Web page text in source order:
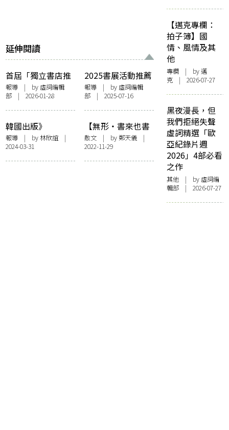
延伸閱讀
首屆「獨立書店推
薦賞」圓滿舉行
《沉埋的粵菜檔
案》成大贏家 吳靄
儀《雨中的香港》
獲「推薦大獎」冠
軍（附完整得獎名
報導 | by 虛詞編輯
部 | 2026-01-28
2025書展活動推薦
獨立出版另起爐灶
報導| by 虛詞編輯
部 | 2025-07-16
韓國出版》
webtoon大爆發趨
勢速寫、獨立書店
與獨立出版的自我
報導 | by 林欣誼 |
2024-03-31
【無形・書來也書
去】書店風景 書
展幻象
散文| by 鄭天儀|
2022-11-29
【邁克專欄：
拍子簿】國
情、風情及其
他
專欄 | by邁
克 | 2026-07-27
黑夜漫長，但
我們拒絕失聲
虛詞精選「歐
亞紀錄片週
2026」4部必看
之作
其他 | by 虛詞編
輯部 | 2026-07-27